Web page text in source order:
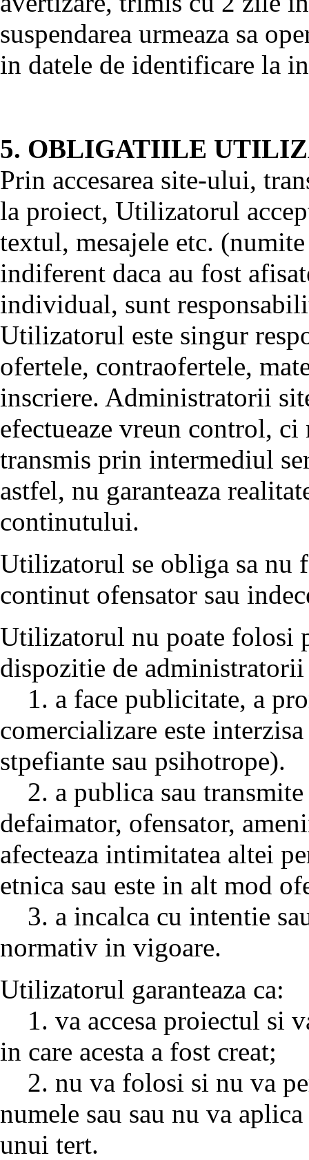
suspendarea urmeaza sa
in datele de identificare la
5. OBLIGATIILE
Prin accesarea site-ului,
la proiect, Utilizatorul
textul, mesajele etc.
indiferent daca au fost
individual, sunt
Utilizatorul este singur
ofertele, contraofertele,
inscriere. Administratorii
efectueaze vreun control,
transmis prin intermediul
astfel, nu garanteaza
continutului.
Utilizatorul se obliga sa nu
continut ofensator sau
Utilizatorul nu poate folosi
dispozitie de
1. a face publicitate, a
comercializare este
stpefiante sau psihotrope).
2. a publica sau
defaimator, ofensator,
afecteaza intimitatea altei
etnica sau este in alt mod
3. a incalca cu intentie
normativ in vigoare.
Utilizatorul garanteaza ca:
1. va accesa proiectul si
in care acesta a fost creat;
2. nu va folosi si nu va
numele sau sau nu va
unui tert.